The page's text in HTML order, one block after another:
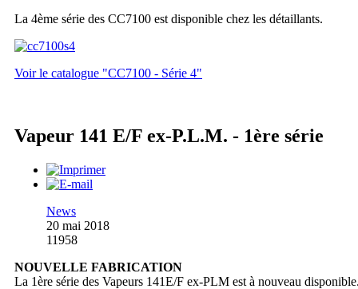
La 4ème série des CC7100 est disponible chez les détaillants.
Voir le catalogue "CC7100 - Série 4"
Vapeur 141 E/F ex-P.L.M. - 1ère série
News
20 mai 2018
11958
NOUVELLE FABRICATION
La 1ère série des Vapeurs 141E/F ex-PLM est à nouveau